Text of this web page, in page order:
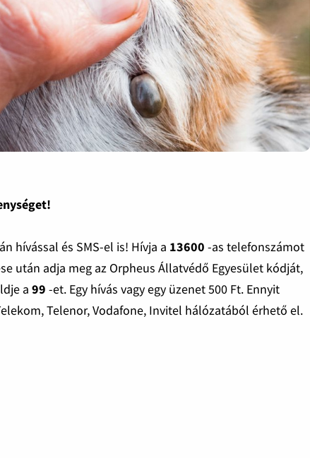
hívással és SMS-el is! Hívja a 13600 -as telefonszámot
után adja meg az Orpheus Állatvédő Egyesület kódját,
a99 -et. Egy hívás vagy egy üzenet 500 Ft. Ennyit
Telenor, Vodafone, Invitel hálózatából érhető el.